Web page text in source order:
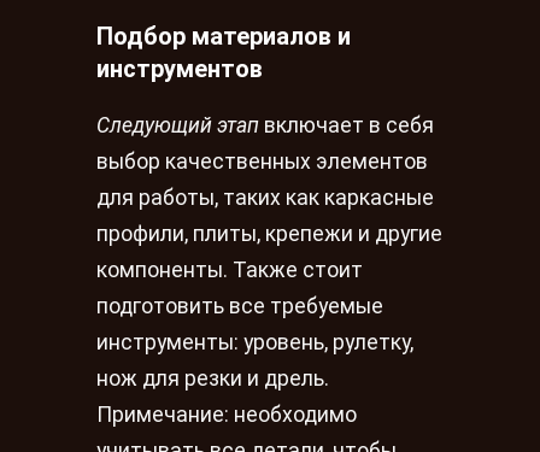
Подбор материалов и
инструментов
Следующий этап включает в себя
выбор качественных элементов
для работы, таких как каркасные
профили, плиты, крепежи и другие
компоненты. Также стоит
подготовить все требуемые
инструменты: уровень, рулетку,
нож для резки и дрель.
Примечание: необходимо